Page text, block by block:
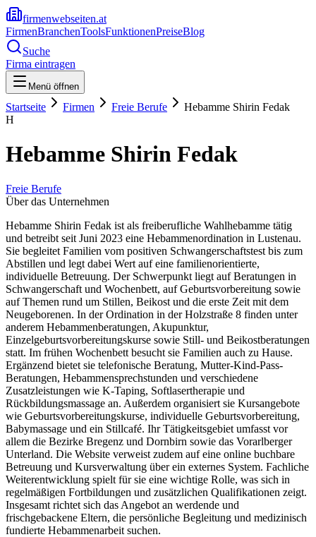
firmenwebseiten.at
FirmenBranchenToolsFunktionenPreiseBlog
Suche
Firma eintragen
Menü öffnen
Startseite Firmen Freie Berufe
Hebamme Shirin Fedak
H
Hebamme Shirin Fedak
Freie Berufe
Über das Unternehmen
Hebamme Shirin Fedak ist als freiberufliche Wahlhebamme tätig
und betreibt seit Juni 2023 eine Hebammenordination in Lustenau.
Sie begleitet Familien vom positiven Schwangerschaftstest bis zum
Abstillen und legt dabei Wert auf eine familienorientierte,
individuelle Betreuung. Der Schwerpunkt liegt auf Beratungen in
Schwangerschaft und Wochenbett, auf Geburtsvorbereitung sowie
auf Themen rund um Stillen, Beikost und die erste Zeit mit dem
Neugeborenen. In der Ordination in der Holzstraße 8 finden unter
anderem Hebammenberatungen, Akupunktur,
Einzelgeburtsvorbereitungskurse sowie Still- und Beikostberatungen
statt. Im frühen Wochenbett besucht sie Familien auch zu Hause.
Ergänzend bietet sie telefonische Beratung, Mutter-Kind-Pass-
Beratungen, Hebammensprechstunden und verschiedene
Zusatzleistungen wie K-Taping, Softlasertherapie und
Rückbildungsmassage an. Außerdem organisiert sie Kursangebote
wie Geburtsvorbereitungskurse, individuelle Geburtsvorbereitung,
Babymassage und ein Stillcafé. Ihr Tätigkeitsgebiet umfasst vor
allem die Bezirke Bregenz und Dornbirn sowie das Vorarlberger
Unterland. Die Website verweist zudem auf eine online buchbare
Betreuung und Kursverwaltung über ein externes System. Fachliche
Weiterentwicklung spielt für sie eine wichtige Rolle, was sich in
regelmäßigen Fortbildungen und zusätzlichen Qualifikationen zeigt.
Insgesamt richtet sich das Angebot an werdende und
frischgebackene Eltern, die persönliche Begleitung und medizinisch
fundierte Hebammenarbeit suchen.